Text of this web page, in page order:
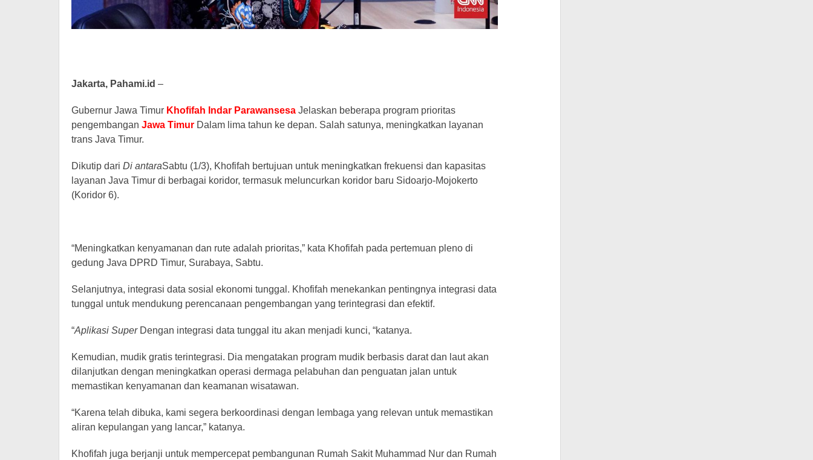
Jakarta, Pahami.id –
Gubernur Jawa Timur Khofifah Indar Parawansesa Jelaskan beberapa program prioritas
pengembangan Jawa Timur Dalam lima tahun ke depan. Salah satunya, meningkatkan layanan
trans Java Timur.
Dikutip dari Di antaraSabtu (1/3), Khofifah bertujuan untuk meningkatkan frekuensi dan kapasitas
layanan Java Timur di berbagai koridor, termasuk meluncurkan koridor baru Sidoarjo-Mojokerto
(Koridor 6).
“Meningkatkan kenyamanan dan rute adalah prioritas,” kata Khofifah pada pertemuan pleno di
gedung Java DPRD Timur, Surabaya, Sabtu.
Selanjutnya, integrasi data sosial ekonomi tunggal. Khofifah menekankan pentingnya integrasi data
tunggal untuk mendukung perencanaan pengembangan yang terintegrasi dan efektif.
“Aplikasi SuperDengan integrasi data tunggal itu akan menjadi kunci, “katanya.
Kemudian, mudik gratis terintegrasi. Dia mengatakan program mudik berbasis darat dan laut akan
dilanjutkan dengan meningkatkan operasi dermaga pelabuhan dan penguatan jalan untuk
memastikan kenyamanan dan keamanan wisatawan.
“Karena telah dibuka, kami segera berkoordinasi dengan lembaga yang relevan untuk memastikan
aliran kepulangan yang lancar,” katanya.
Khofifah juga berjanji untuk mempercepat pembangunan Rumah Sakit Muhammad Nur dan Rumah